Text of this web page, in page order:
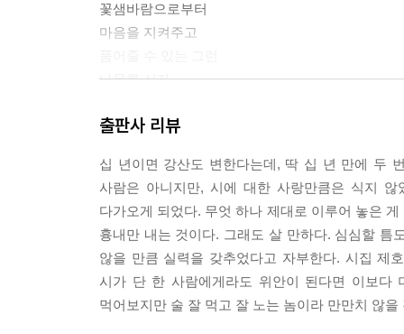
매화
봄의 연가
봄의 소리
오는 봄 가는 봄
미나리 천지
우요일
2018년 8월
8월의 노래
9월
반달
꽃샘바람으로부터
마음을 지켜주고
나무를 심자
오늘도
나무 한 그루 심는다
--- 「'꽃샘바람' 전문」중에서
출판사 리뷰
십 년이면 강산도 변한다는데, 딱 십 년 만에 두
사람은 아니지만, 시에 대한 사랑만큼은 식지
다가오게 되었다. 무엇 하나 제대로 이루어 놓은
흉내만 내는 것이다. 그래도 살 만하다. 심심할 틈
않을 만큼 실력을 갖추었다고 자부한다. 시집 제
시가 단 한 사람에게라도 위안이 된다면 이보다
먹어보지만 술 잘 먹고 잘 노는 놈이라 만만치 않